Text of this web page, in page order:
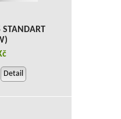
STANDART
Detail